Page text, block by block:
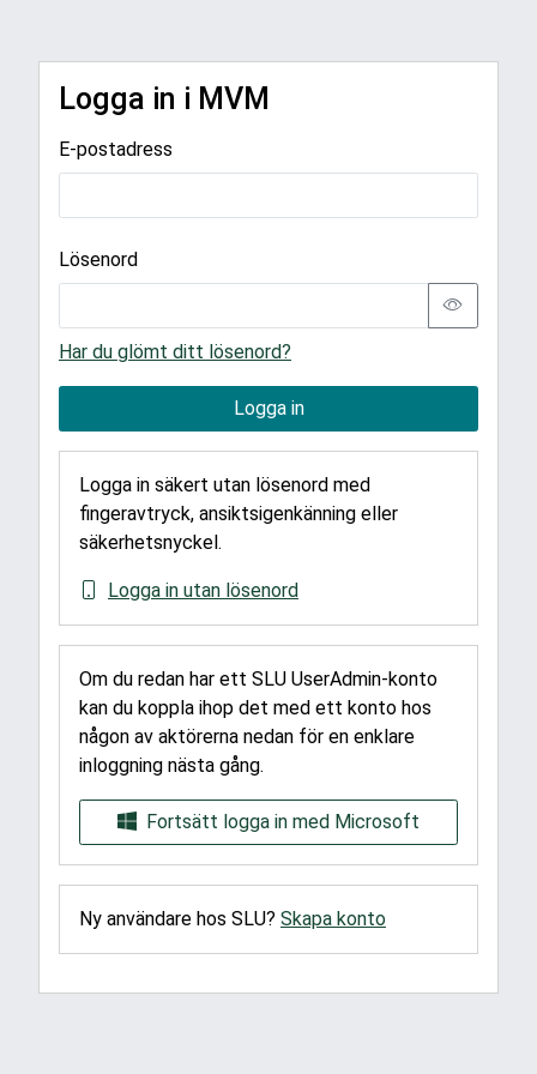
Logga in i MVM
E-postadress
Lösenord
Har du glömt ditt lösenord?
Logga in
Logga in säkert utan lösenord med
fingeravtryck, ansiktsigenkänning eller
säkerhetsnyckel.
Logga in utan lösenord
Om du redan har ett SLU UserAdmin-konto
kan du koppla ihop det med ett konto hos
någon av aktörerna nedan för en enklare
inloggning nästa gång.
Fortsätt logga in med Microsoft
Ny användare hos SLU? Skapa konto